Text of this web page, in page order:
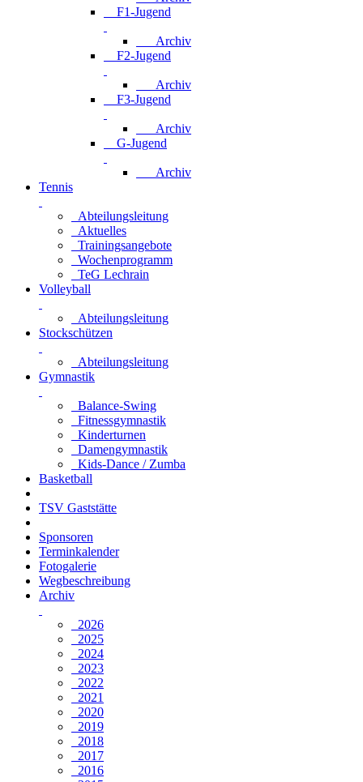
F1-Jugend
Archiv
F2-Jugend
Archiv
F3-Jugend
Archiv
G-Jugend
Archiv
Tennis
Abteilungsleitung
Aktuelles
Trainingsangebote
Wochenprogramm
TeG Lechrain
Volleyball
Abteilungsleitung
Stockschützen
Abteilungsleitung
Gymnastik
Balance-Swing
Fitnessgymnastik
Kinderturnen
Damengymnastik
Kids-Dance / Zumba
Basketball
TSV Gaststätte
Sponsoren
Terminkalender
Fotogalerie
Wegbeschreibung
Archiv
2026
2025
2024
2023
2022
2021
2020
2019
2018
2017
2016